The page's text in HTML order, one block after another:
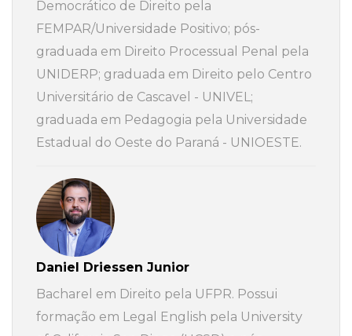
Democrático de Direito pela
FEMPAR/Universidade Positivo; pós-
graduada em Direito Processual Penal pela
UNIDERP; graduada em Direito pelo Centro
Universitário de Cascavel - UNIVEL;
graduada em Pedagogia pela Universidade
Estadual do Oeste do Paraná - UNIOESTE.
Daniel Driessen Junior
Bacharel em Direito pela UFPR. Possui
formação em Legal English pela University